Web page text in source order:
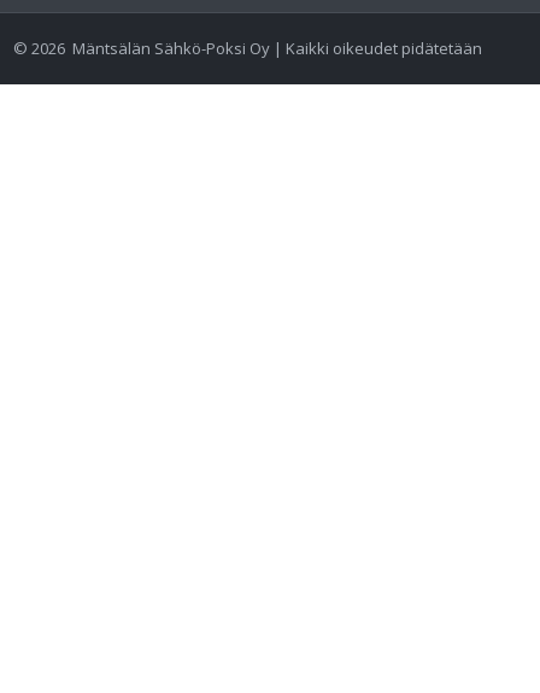
©2026 Mäntsälän Sähkö-Poksi Oy | Kaikki oikeudet pidätetään